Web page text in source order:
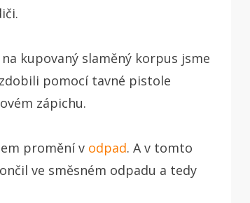
kupovaný slaměný korpus jsme
pomocí tavné pistole
zápichu.
promění v odpad. A v tomto
ve směsném odpadu a tedy